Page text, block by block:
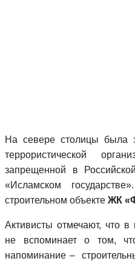
На севере столицы была
террористической
запрещенной в
«Исламском
строительном объекте ЖК
Активисты отмечают, что
не вспоминает о том,
напоминание –